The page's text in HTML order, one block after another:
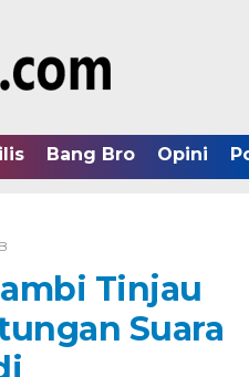
Bang Bro Opini
Tinjau
Suara